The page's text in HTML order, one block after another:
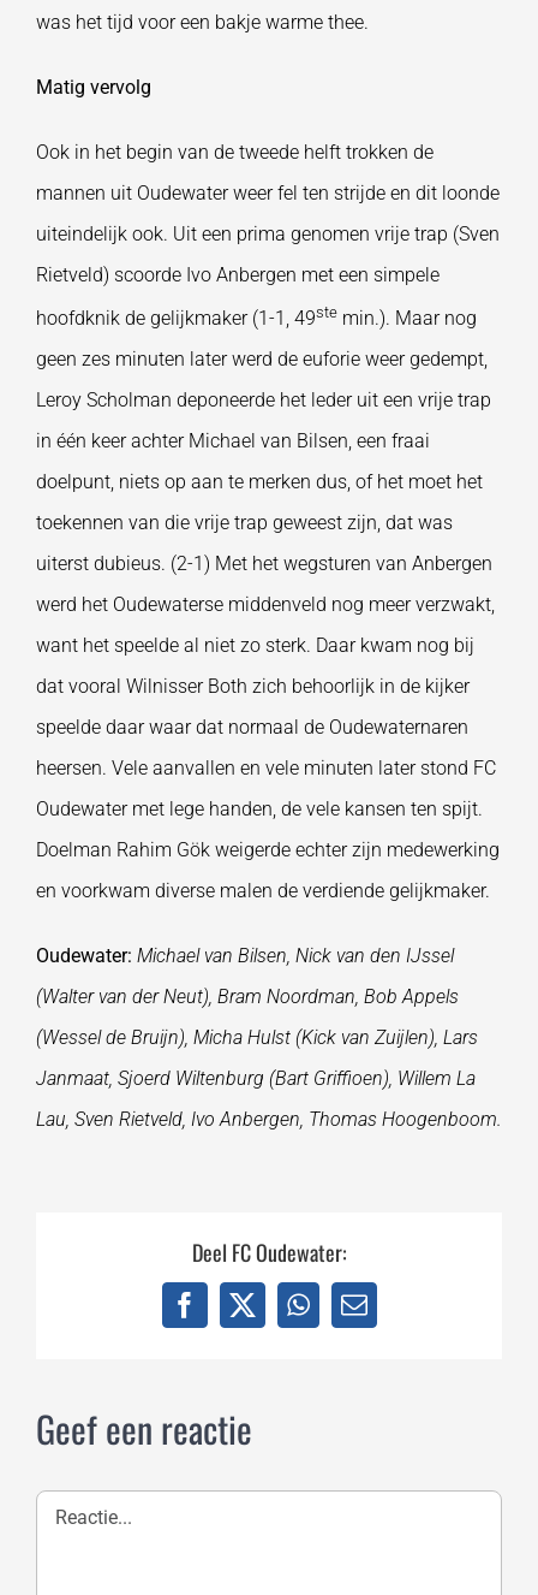
was het tijd voor een bakje warme thee.
Matig vervolg
Ook in het begin van de tweede helft trokken de
mannen uit Oudewater weer fel ten strijde en dit loonde
uiteindelijk ook. Uit een prima genomen vrije trap (Sven
Rietveld) scoorde Ivo Anbergen met een simpele
hoofdknik de gelijkmaker (1-1, 49ste min.). Maar nog
geen zes minuten later werd de euforie weer gedempt,
Leroy Scholman deponeerde het leder uit een vrije trap
in één keer achter Michael van Bilsen, een fraai
doelpunt, niets op aan te merken dus, of het moet het
toekennen van die vrije trap geweest zijn, dat was
uiterst dubieus. (2-1) Met het wegsturen van Anbergen
werd het Oudewaterse middenveld nog meer verzwakt,
want het speelde al niet zo sterk. Daar kwam nog bij
dat vooral Wilnisser Both zich behoorlijk in de kijker
speelde daar waar dat normaal de Oudewaternaren
heersen. Vele aanvallen en vele minuten later stond FC
Oudewater met lege handen, de vele kansen ten spijt.
Doelman Rahim Gök weigerde echter zijn medewerking
en voorkwam diverse malen de verdiende gelijkmaker.
Oudewater: Michael van Bilsen, Nick van den IJssel
(Walter van der Neut), Bram Noordman, Bob Appels
(Wessel de Bruijn), Micha Hulst (Kick van Zuijlen), Lars
Janmaat, Sjoerd Wiltenburg (Bart Griffioen), Willem La
Lau, Sven Rietveld, Ivo Anbergen, Thomas Hoogenboom.
Deel FC Oudewater:
Facebook
X WhatsApp
E-
Geef een reactie
Reactie